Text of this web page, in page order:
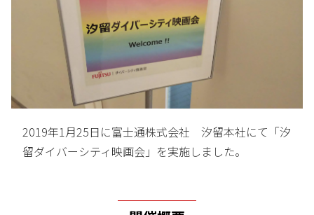
2019年1月25日に富士通株式会社 汐留本社にて「汐
留ダイバーシティ映画会」を実施しました。